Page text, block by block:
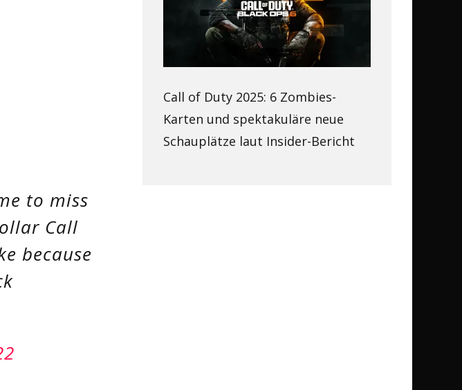
to miss
Call
because
Call of Duty 2025: 6 Zombies-
Karten und spektakuläre neue
Schauplätze laut Insider-Bericht